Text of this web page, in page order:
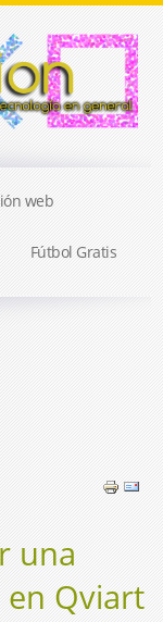
web
Fútbol Gratis
una
en Qviart